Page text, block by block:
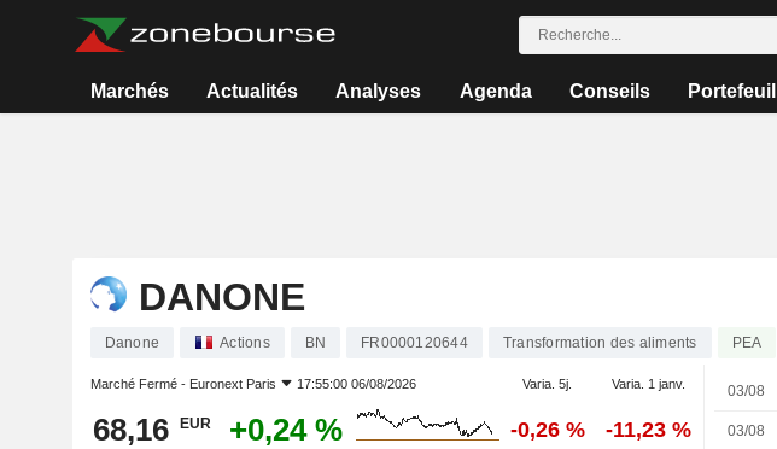
Marchés Actualités Analyses Agenda Conseils
DANONE
Danone Actions BN FR0000120644 Transformation des aliments PEA
Marché Fermé - Euronext Paris 17:55:00 06/08/2026 Varia. 5j. Varia. 1 janv.
68,16 EUR +0,24 % -0,26 % -11,23 %
03/08
03/08